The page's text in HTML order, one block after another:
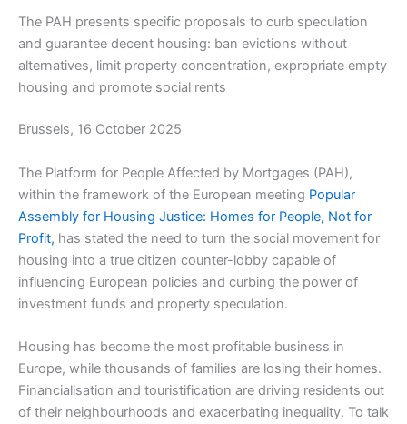
The PAH presents specific proposals to curb speculation
and guarantee decent housing: ban evictions without
alternatives, limit property concentration, expropriate empty
housing and promote social rents
Brussels, 16 October 2025
The Platform for People Affected by Mortgages (PAH),
within the framework of the European meeting Popular
Assembly for Housing Justice: Homes for People, Not for
Profit, has stated the need to turn the social movement for
housing into a true citizen counter-lobby capable of
influencing European policies and curbing the power of
investment funds and property speculation.
Housing has become the most profitable business in
Europe, while thousands of families are losing their homes.
Financialisation and touristification are driving residents out
of their neighbourhoods and exacerbating inequality. To talk